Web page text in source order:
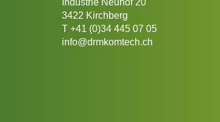
Industrie Neuhof 20
3422 Kirchberg
T +41 (0)34 445 07 05
info@drmkomtech.ch